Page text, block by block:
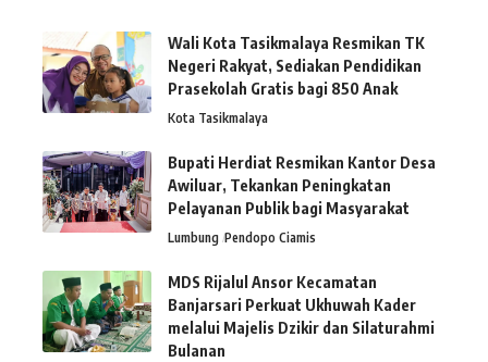
Wali Kota Tasikmalaya Resmikan TK
Negeri Rakyat, Sediakan Pendidikan
Prasekolah Gratis bagi 850 Anak
Kota Tasikmalaya
Bupati Herdiat Resmikan Kantor Desa
Awiluar, Tekankan Peningkatan
Pelayanan Publik bagi Masyarakat
Lumbung Pendopo Ciamis
MDS Rijalul Ansor Kecamatan
Banjarsari Perkuat Ukhuwah Kader
melalui Majelis Dzikir dan Silaturahmi
Bulanan